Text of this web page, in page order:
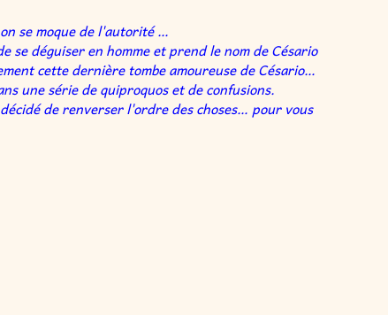
se moque de l'autorité …
déguiser en homme et prend le nom de Césario
cette dernière tombe amoureuse de Césario…
une série de quiproquos et de confusions.
de renverser l'ordre des choses… pour vous